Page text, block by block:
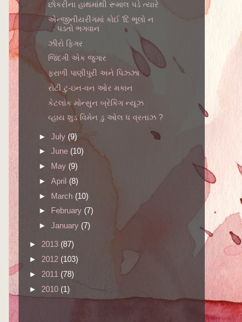
છોકરીના હાથમાંથી રૂમાલ પડે ત્યારે
એન્જીનીયરીંગમાં કોઈ 'દિ ભૂલો ન
પડતો ભગવાન
ઝીરો ફિગર
જિંદગી એક જુગાર
ફરાળી પાણીપુરી અને પિઝ્ઝા
રોટી ટુ-ઇન-વન ઓર મકાન
કેટલાંક મોન્સુન બ્રેકિંગ ન્યૂઝ
વ્હાય શુડ વિમેન ડુ ઓલ ધ વ્રતાઝ ?
► July (9)
► June (10)
►
May (9)
► April (8)
► March (10)
►
February (7)
► January (7)
► 2013 (87)
► 2012 (103)
► 2011 (78)
► 2010 (1)